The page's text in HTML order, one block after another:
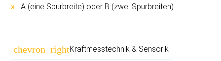
A (eine Spurbreite) oder B (zwei Spurbreiten)
Navigation
chevron_rightKraftmesstechnik & Sensorik